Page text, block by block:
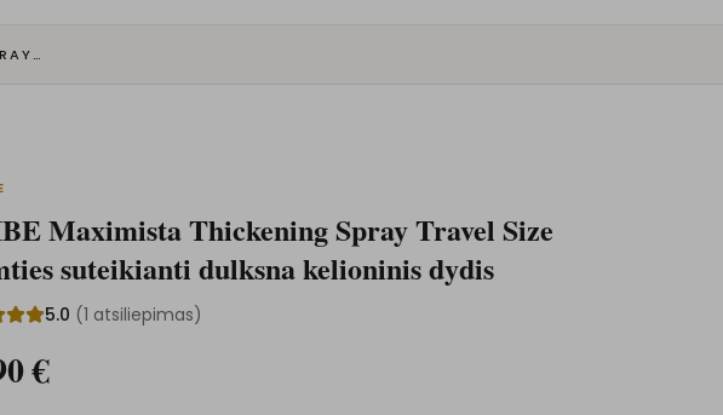
ORIBE MAXIMISTA THICKENING SPRAY TRAVEL SIZE APIMTIES SUTEIKIANTI DULKSNA KELIONINIS DYDIS
Maximista Thickening Spray Travel Size
suteikianti dulksna kelioninis dydis
5.0 (1 atsiliepimas)
€